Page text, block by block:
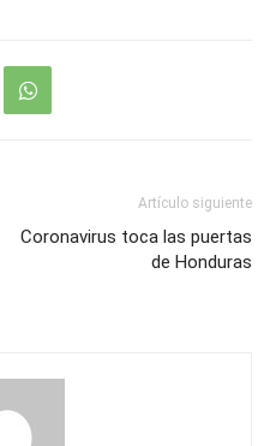
Artículo siguiente
Coronavirus toca las puertas
de Honduras